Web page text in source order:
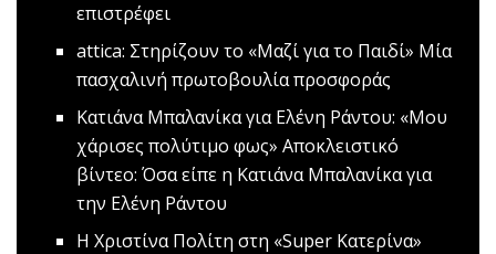
επιστρέφει
attica: Στηρίζουν το «Μαζί για το Παιδί» Mία
πασχαλινή πρωτοβουλία προσφοράς
Κατιάνα Μπαλανίκα για Ελένη Ράντου: «Μου
χάρισες πολύτιμο φως» Αποκλειστικό
βίντεο: Όσα είπε η Κατιάνα Μπαλανίκα για
την Ελένη Ράντου
Η Χριστίνα Πολίτη στη «Super Κατερίνα»